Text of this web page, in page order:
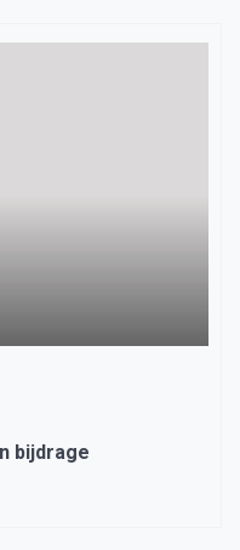
bijdrage